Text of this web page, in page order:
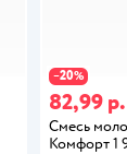
−20%
82,99 р.
Смесь
Комфорт 1